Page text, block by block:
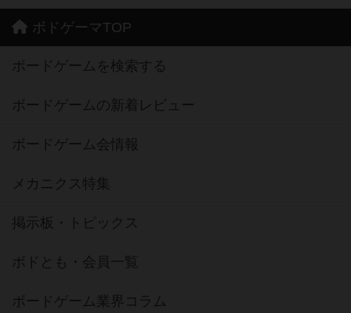
ボドゲーマTOP
ボードゲームを検索する
ボードゲームの新着レビュー
ボードゲーム会情報
メカニクス特集
掲示板・トピックス
ボドとも・会員一覧
ボードゲーム業界コラム